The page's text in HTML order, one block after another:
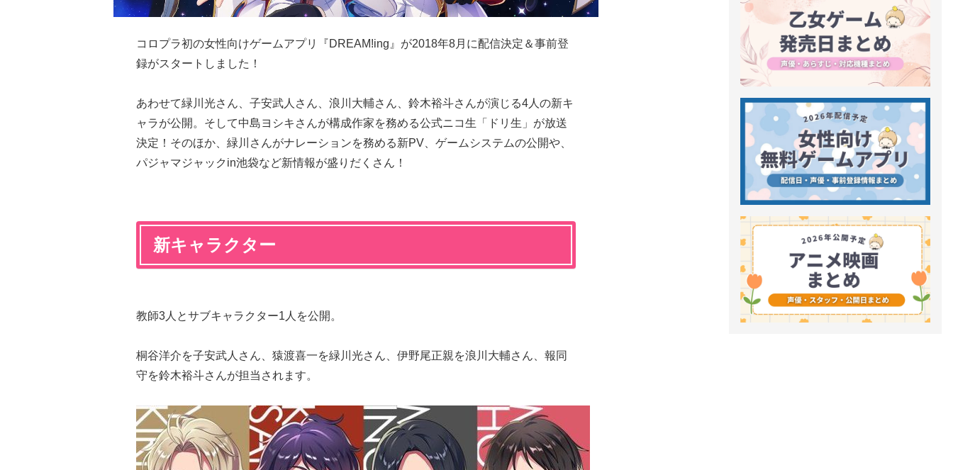
コロプラ初の女性向けゲームアプリ『DREAM!ing』が2018年8月に配信決定＆事前登
録がスタートしました！
あわせて緑川光さん、子安武人さん、浪川大輔さん、鈴木裕斗さんが演じる4人の新キ
ャラが公開。そして中島ヨシキさんが構成作家を務める公式ニコ生「ドリ生」が放送
決定！そのほか、緑川さんがナレーションを務める新PV、ゲームシステムの公開や、
パジャマジャックin池袋など新情報が盛りだくさん！
新キャラクター
教師3人とサブキャラクター1人を公開。
桐谷洋介を子安武人さん、猿渡喜一を緑川光さん、伊野尾正親を浪川大輔さん、報同
守を鈴木裕斗さんが担当されます。